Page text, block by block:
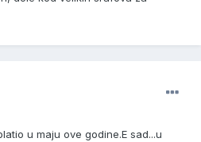
u maju ove godine.E sad...u